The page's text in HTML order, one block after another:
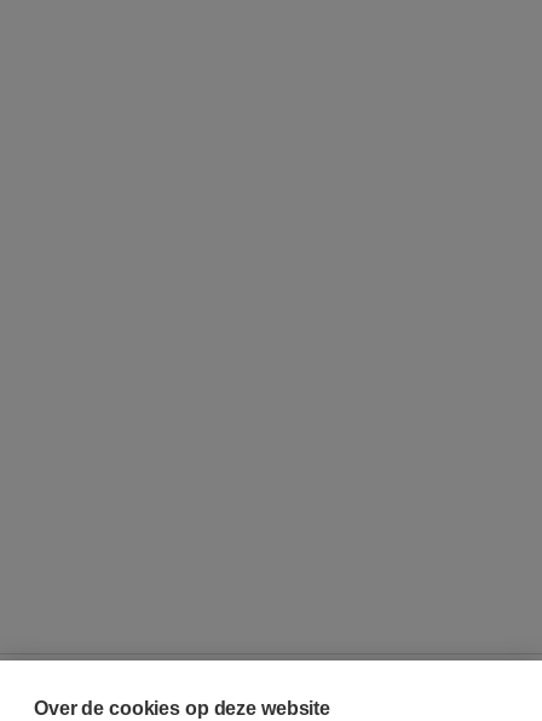
Over de cookies op deze website